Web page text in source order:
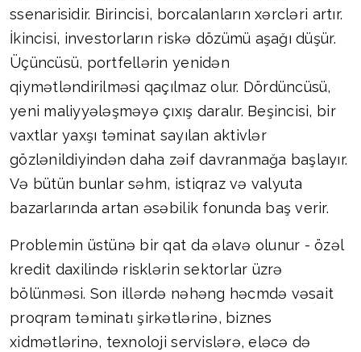
ssenarisidir. Birincisi, borcalanların xərcləri artır.
İkincisi, investorların riskə dözümü aşağı düşür.
Üçüncüsü, portfellərin yenidən
qiymətləndirilməsi qaçılmaz olur. Dördüncüsü,
yeni maliyyələşməyə çıxış daralır. Beşincisi, bir
vaxtlar yaxşı təminat sayılan aktivlər
gözlənildiyindən daha zəif davranmağa başlayır.
Və bütün bunlar səhm, istiqraz və valyuta
bazarlarında artan əsəbilik fonunda baş verir.
Problemin üstünə bir qat da əlavə olunur - özəl
kredit daxilində risklərin sektorlar üzrə
bölünməsi. Son illərdə nəhəng həcmdə vəsait
proqram təminatı şirkətlərinə, biznes
xidmətlərinə, texnoloji servislərə, eləcə də